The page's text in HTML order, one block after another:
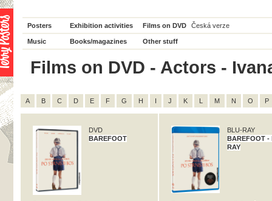
Posters Exhibition activities Films on DVD Česká verze
Music Books/magazines Other stuff
Films on DVD - Actors -
A B C D E F G H I J K L M N O P
DVD
BAREFOOT
BLU-RAY
BAREFOOT -
RAY